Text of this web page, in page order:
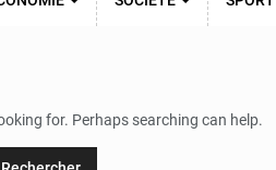
for. Perhaps searching can help.